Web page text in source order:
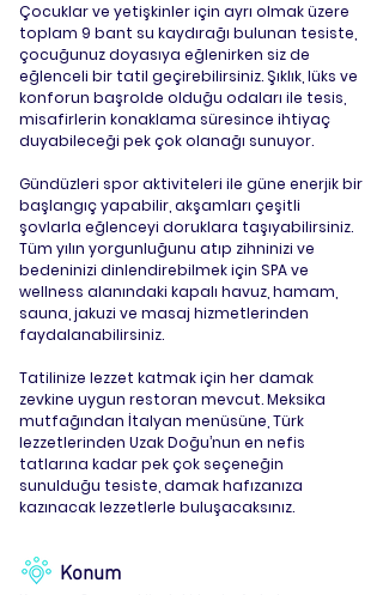
Çocuklar ve yetişkinler için ayrı olmak üzere
toplam 9 bant su kaydırağı bulunan tesiste,
çocuğunuz doyasıya eğlenirken siz de
eğlenceli bir tatil geçirebilirsiniz. Şıklık, lüks ve
konforun başrolde olduğu odaları ile tesis,
misafirlerin konaklama süresince ihtiyaç
duyabileceği pek çok olanağı sunuyor.
Gündüzleri spor aktiviteleri ile güne enerjik bir
başlangıç yapabilir, akşamları çeşitli
şovlarla eğlenceyi doruklara taşıyabilirsiniz.
Tüm yılın yorgunluğunu atıp zihninizi ve
bedeninizi dinlendirebilmek için SPA ve
wellness alanındaki kapalı havuz, hamam,
sauna, jakuzi ve masaj hizmetlerinden
faydalanabilirsiniz.
Tatilinize lezzet katmak için her damak
zevkine uygun restoran mevcut. Meksika
mutfağından İtalyan menüsüne, Türk
lezzetlerinden Uzak Doğu’nun en nefis
tatlarına kadar pek çok seçeneğin
sunulduğu tesiste, damak hafızanıza
kazınacak lezzetlerle buluşacaksınız.
Konum